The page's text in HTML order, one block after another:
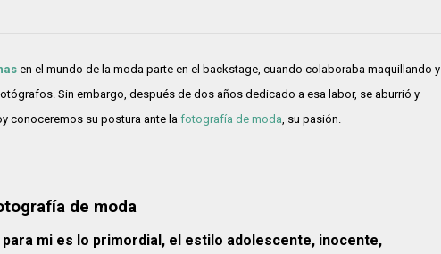
en el mundo de la moda parte en el backstage, cuando colaboraba maquillando y
Sin embargo, después de dos años dedicado a esa labor, se aburrió y
conoceremos su postura ante la fotografía de moda , su pasión.
de moda
para mi es lo primordial, el estilo adolescente, inocente,